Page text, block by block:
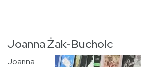
Joanna Żak-Bucholc
Joanna